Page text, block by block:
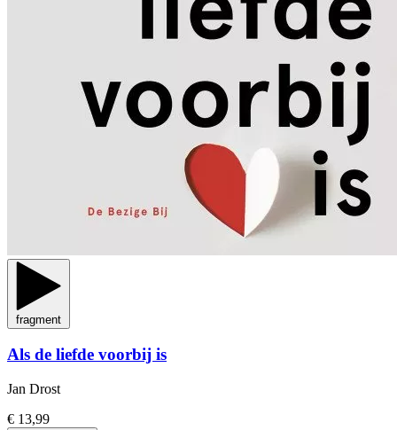
fragment
Als de liefde voorbij is
Jan Drost
€ 13,99